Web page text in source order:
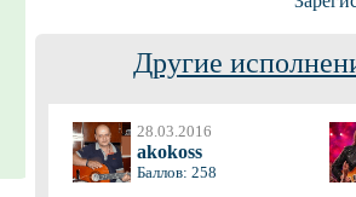
Другие
28.03.2016
akokoss
Баллов: 258